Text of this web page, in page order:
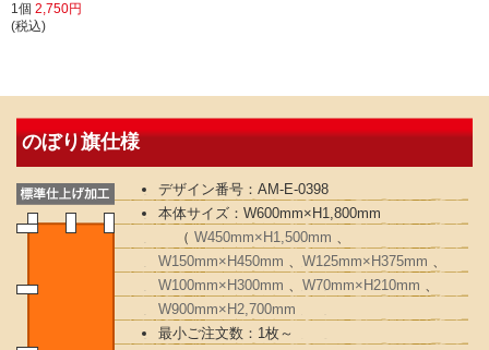
1個 2,750円
(税込)
のぼり旗仕様
デザイン番号：AM-E-0398
本体サイズ：W600mm×H1,800mm
（ W450mm×H1,500mm
W150mm×H450mm
W125mm×H375mm
W100mm×H300mm
W70mm×H210mm
W900mm×H2,700mm
最小ご注文数：1枚～